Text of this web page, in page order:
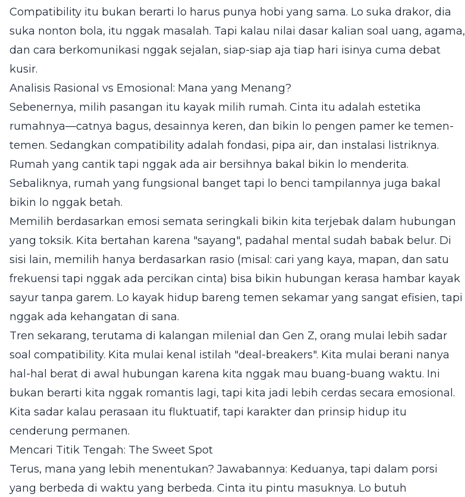
Compatibility itu bukan berarti lo harus punya hobi yang sama. Lo suka drakor, dia
suka nonton bola, itu nggak masalah. Tapi kalau nilai dasar kalian soal uang, agama,
dan cara berkomunikasi nggak sejalan, siap-siap aja tiap hari isinya cuma debat
kusir.
Analisis Rasional vs Emosional: Mana yang Menang?
Sebenernya, milih pasangan itu kayak milih rumah. Cinta itu adalah estetika
rumahnya—catnya bagus, desainnya keren, dan bikin lo pengen pamer ke temen-
temen. Sedangkan compatibility adalah fondasi, pipa air, dan instalasi listriknya.
Rumah yang cantik tapi nggak ada air bersihnya bakal bikin lo menderita.
Sebaliknya, rumah yang fungsional banget tapi lo benci tampilannya juga bakal
bikin lo nggak betah.
Memilih berdasarkan emosi semata seringkali bikin kita terjebak dalam hubungan
yang toksik. Kita bertahan karena "sayang", padahal mental sudah babak belur. Di
sisi lain, memilih hanya berdasarkan rasio (misal: cari yang kaya, mapan, dan satu
frekuensi tapi nggak ada percikan cinta) bisa bikin hubungan kerasa hambar kayak
sayur tanpa garem. Lo kayak hidup bareng temen sekamar yang sangat efisien, tapi
nggak ada kehangatan di sana.
Tren sekarang, terutama di kalangan milenial dan Gen Z, orang mulai lebih sadar
soal compatibility. Kita mulai kenal istilah "deal-breakers". Kita mulai berani nanya
hal-hal berat di awal hubungan karena kita nggak mau buang-buang waktu. Ini
bukan berarti kita nggak romantis lagi, tapi kita jadi lebih cerdas secara emosional.
Kita sadar kalau perasaan itu fluktuatif, tapi karakter dan prinsip hidup itu
cenderung permanen.
Mencari Titik Tengah: The Sweet Spot
Terus, mana yang lebih menentukan? Jawabannya: Keduanya, tapi dalam porsi
yang berbeda di waktu yang berbeda. Cinta itu pintu masuknya. Lo butuh